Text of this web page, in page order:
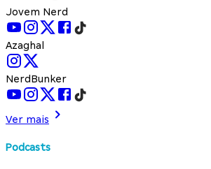
Jovem Nerd
Azaghal
NerdBunker
Ver mais
Podcasts